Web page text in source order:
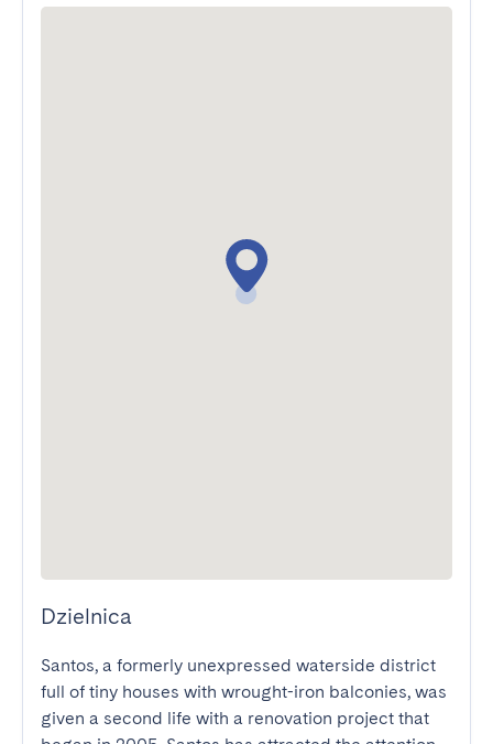
Dzielnica
Santos, a formerly unexpressed waterside district
full of tiny houses with wrought-iron balconies, was
given a second life with a renovation project that